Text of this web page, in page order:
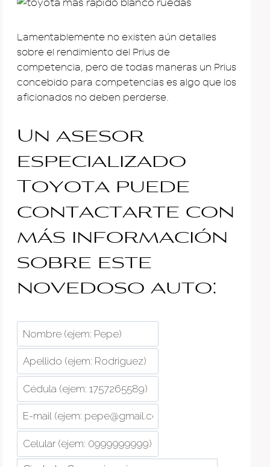
Lamentablemente no existen aún detalles
sobre el rendimiento del Prius de
competencia, pero de todas maneras un Prius
concebido para competencias es algo que los
aficionados no deben perderse.
Un asesor
especializado
Toyota puede
contactarte con
más información
sobre este
novedoso auto: